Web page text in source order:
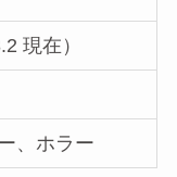
現在）
、ホラー